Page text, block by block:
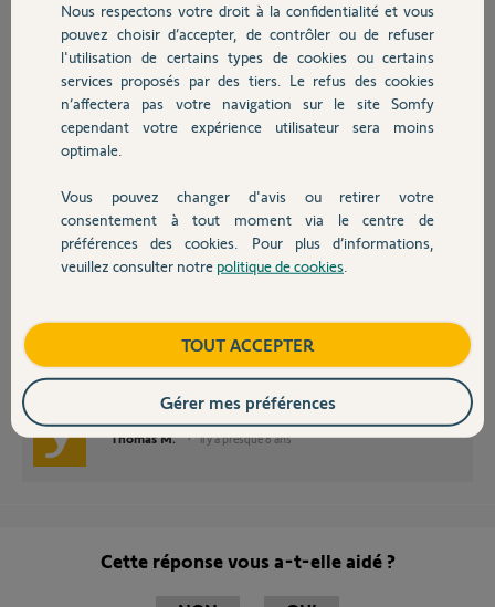
Chauffage
Autres produits
Devis avec un pro
Contact
l'adresse IP ...
Bref .... j'ai plus d'alarme ...
une idée ?
vincent S.
il y a presque 8 ans
Participer au fil de discussion
temps de remplacer les 4 piles LR20 de de votre Centrale.
Bonne journée,
Thomas M. il y a presque 8 ans
Cette réponse vous a-t-elle aidé ?
Nous respectons votre droit à la confidentialité et vous
pouvez choisir d’accepter, de contrôler ou de refuser
l'utilisation de certains types de cookies ou certains
services proposés par des tiers. Le refus des cookies
n’affectera pas votre navigation sur le site Somfy
cependant votre expérience utilisateur sera moins
optimale.
Vous pouvez changer d'avis ou retirer votre
consentement à tout moment via le centre de
préférences des cookies. Pour plus d’informations,
veuillez consulter notre politique de cookies
TOUT ACCEPTER
Gérer mes préférences